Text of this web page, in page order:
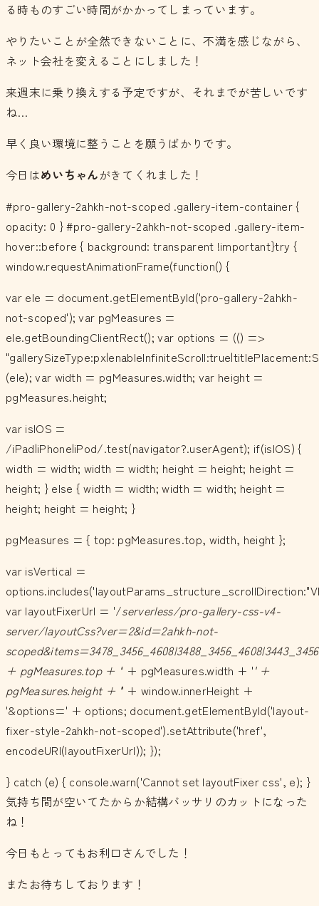
る時ものすごい時間がかかってしまっています。
やりたいことが全然できないことに、不満を感じながら、
ネット会社を変えることにしました！
来週末に乗り換えする予定ですが、それまでが苦しいです
ね…
早く良い環境に整うことを願うばかりです。
今日はめいちゃんがきてくれました！
#pro-gallery-2ahkh-not-scoped .gallery-item-container {
opacity: 0 } #pro-gallery-2ahkh-not-scoped .gallery-item-
hover::before { background: transparent !important}try {
window.requestAnimationFrame(function() {
var ele = document.getElementById('pro-gallery-2ahkh-
not-scoped'); var pgMeasures =
ele.getBoundingClientRect(); var options = (() =>
(ele); var width = pgMeasures.width; var height =
pgMeasures.height;
var isIOS =
/iPad|iPhone|iPod/.test(navigator?.userAgent); if(isIOS) {
width = width; width = width; height = height; height =
height; } else { width = width; width = width; height =
height; height = height; }
pgMeasures = { top: pgMeasures.top, width, height };
var isVertical =
var layoutFixerUrl = '/serverless/pro-gallery-css-v4-
server/layoutCss?ver=2&id=2ahkh-not-
+ pgMeasures.top + '' + pgMeasures.width + '' +
pgMeasures.height + '' + window.innerHeight +
'&options=' + options; document.getElementById('layout-
fixer-style-2ahkh-not-scoped').setAttribute('href',
encodeURI(layoutFixerUrl)); });
} catch (e) { console.warn('Cannot set layoutFixer css', e); }
気持ち間が空いてたからか結構バッサリのカットになった
ね！
今日もとってもお利口さんでした！
またお待ちしております！